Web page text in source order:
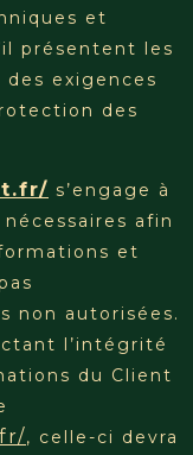
et
présentent les
exigences
des
s’engage à
afin
et
non autorisées.
l’intégrité
du Client
, celle-ci devra